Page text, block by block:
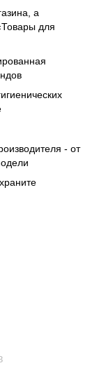
а
для
- от